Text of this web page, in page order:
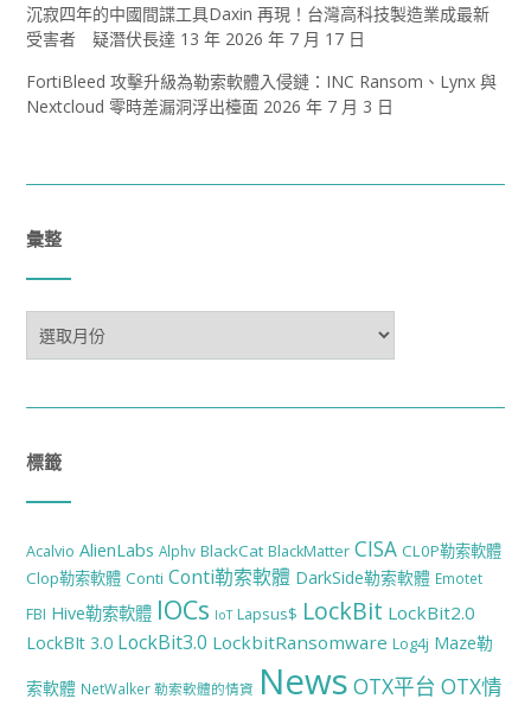
沉寂四年的中國間諜工具Daxin 再現！台灣高科技製造業成最新
受害者 疑潛伏長達 13 年 2026 年 7 月 17 日
FortiBleed 攻擊升級為勒索軟體入侵鏈：INC Ransom、Lynx 與
Nextcloud 零時差漏洞浮出檯面 2026 年 7 月 3 日
彙整
整
標籤
Acalvio AlienLabs Alphv BlackCat BlackMatter CISA CL0P勒索軟體
Clop勒索軟體 Conti Conti勒索軟體 DarkSide勒索軟體 Emotet
FBI Hive勒索軟體 IOCs IoT Lapsus$ LockBit LockBit2.0
LockBIt 3.0 LockBit3.0 LockbitRansomware Log4j Maze勒
索軟體 NetWalker 勒索軟體的情資 News OTX平台 OTX情